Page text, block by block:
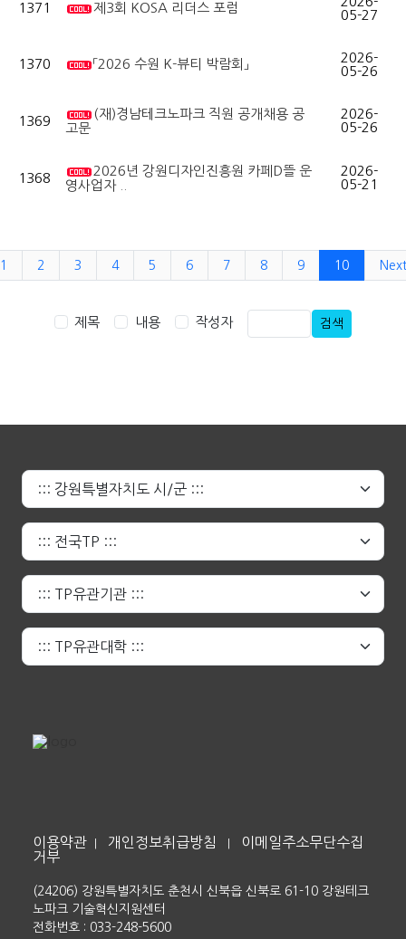
1371 제3회 KOSA 리더스 포럼
05-27
1370 「2026 수원 K-뷰티 박람회」
2026-
05-26
1369
(재)경남테크노파크 직원 공개채용 공
고문
2026-
05-26
1368
2026년 강원디자인진흥원 카페D뜰 운
영사업자 ..
2026-
05-21
1 2 3 4 5 6 7 8 9 10 Next
제목 내용 작성자 검색
이용약관 개인정보취급방침
이메일주소무단수집
거부
(24206) 강원특별자치도 춘천시 신북읍 신북로 61-10 강원테크
노파크 기술혁신지원센터
전화번호 : 033-248-5600